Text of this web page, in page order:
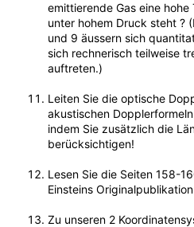
emittierende Gas eine
unter hohem Druck steht ?
und 9 äussern sich
sich rechnerisch teilweise
auftreten.)
Leiten Sie die optische
akustischen
indem Sie zusätzlich die
berücksichtigen!
Lesen Sie die Seiten 158-
Einsteins
Zu unseren 2